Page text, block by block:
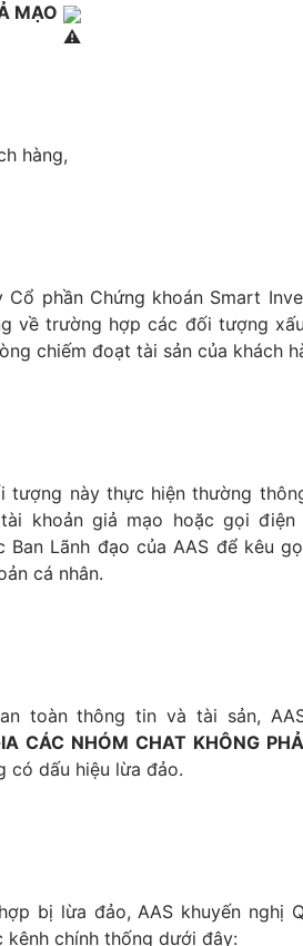
MẠO
hàng,
Cổ phần Chứng khoán Smart
về trường hợp các đối tượng
chiếm đoạt tài sản của khách
tượng này thực hiện thường
khoản giả mạo hoặc gọi
Ban Lãnh đạo của AAS để kêu
cá nhân.
CÁC NHÓM CHAT KHÔNG
có dấu hiệu lừa đảo.
bị lừa đảo, AAS khuyến nghị
chính thống dưới đây: